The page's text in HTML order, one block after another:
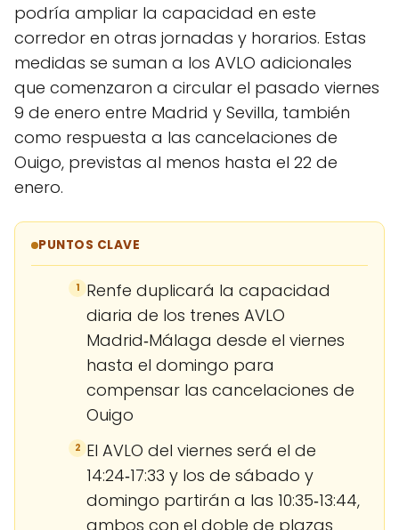
podría ampliar la capacidad en este
corredor en otras jornadas y horarios. Estas
medidas se suman a los AVLO adicionales
que comenzaron a circular el pasado viernes
9 de enero entre Madrid y Sevilla, también
como respuesta a las cancelaciones de
Ouigo, previstas al menos hasta el 22 de
enero.
PUNTOS CLAVE
1 Renfe duplicará la capacidad
diaria de los trenes AVLO
Madrid‑Málaga desde el viernes
hasta el domingo para
compensar las cancelaciones de
Ouigo
2 El AVLO del viernes será el de
14:24‑17:33 y los de sábado y
domingo partirán a las 10:35‑13:44,
ambos con el doble de plazas